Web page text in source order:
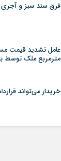
فرق سند سبز و
مترمربع ملک توسط
خریدار می‌تواند